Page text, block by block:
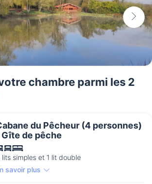
chambre parmi les 2
du Pêcheur (4 personnes)
Gîte de pêche
lits simples et 1 lit double
savoir plus